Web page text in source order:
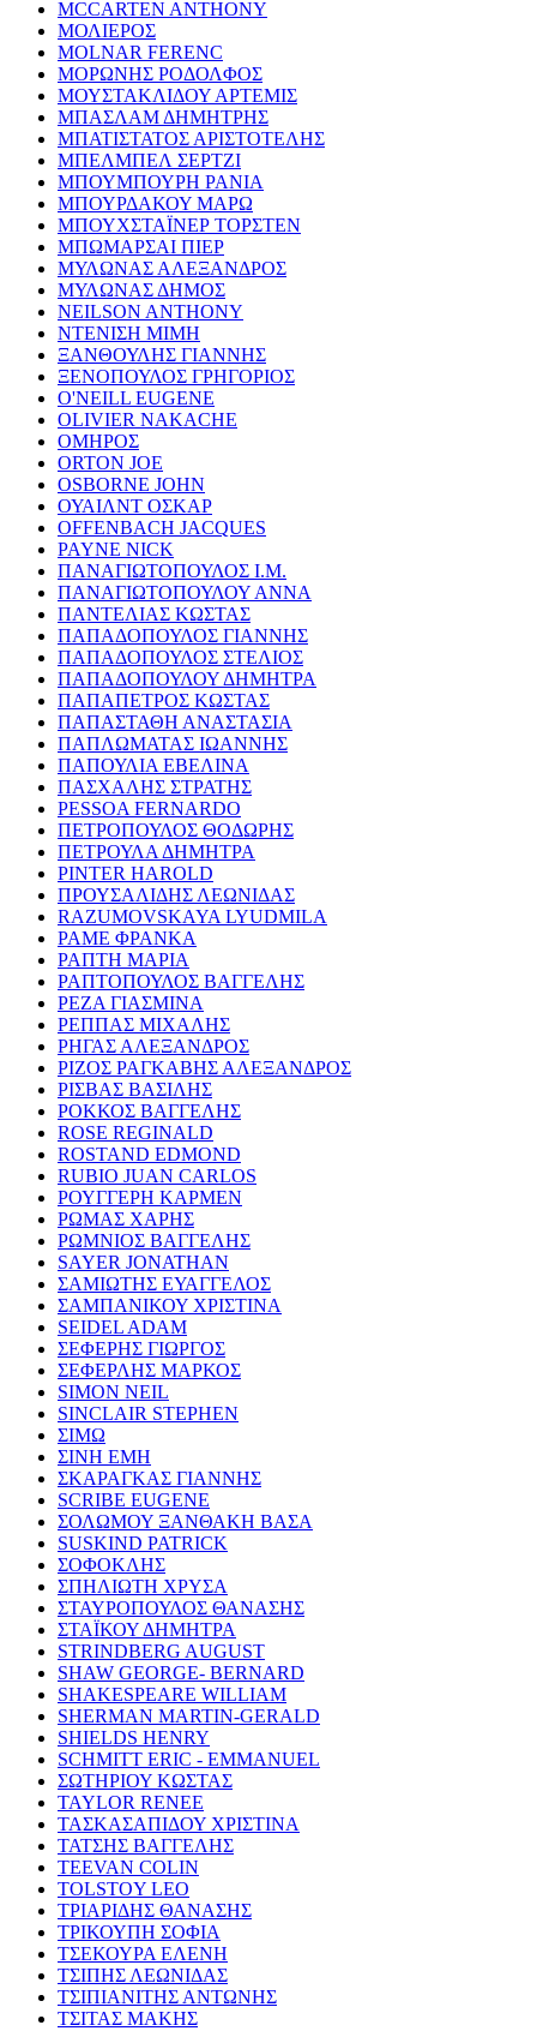
MCCARTEN ANTHONY
ΜΟΛΙΕΡΟΣ
MOLNAR FERENC
ΜΟΡΩΝΗΣ ΡΟΔΟΛΦΟΣ
ΜΟΥΣΤΑΚΛΙΔΟΥ ΑΡΤΕΜΙΣ
ΜΠΑΣΛΑΜ ΔΗΜΗΤΡΗΣ
ΜΠΑΤΙΣΤΑΤΟΣ ΑΡΙΣΤΟΤΕΛΗΣ
ΜΠΕΛΜΠΕΛ ΣΕΡΤΖΙ
ΜΠΟΥΜΠΟΥΡΗ ΡΑΝΙΑ
ΜΠΟΥΡΔΑΚΟΥ ΜΑΡΩ
ΜΠΟΥΧΣΤΑΪΝΕΡ ΤΟΡΣΤΕΝ
ΜΠΩΜΑΡΣΑΙ ΠΙΕΡ
ΜΥΛΩΝΑΣ ΑΛΕΞΑΝΔΡΟΣ
ΜΥΛΩΝΑΣ ΔΗΜΟΣ
NEILSON ANTHONY
ΝΤΕΝΙΣΗ ΜΙΜΗ
ΞΑΝΘΟΥΛΗΣ ΓΙΑΝΝΗΣ
ΞΕΝΟΠΟΥΛΟΣ ΓΡΗΓΟΡΙΟΣ
O'NEILL EUGENE
OLIVIER NAKACHE
ΟΜΗΡΟΣ
ORTON JOE
OSBORNE JOHN
ΟΥΑΙΛΝΤ ΟΣΚΑΡ
OFFENBACH JACQUES
PAYNE NICK
ΠΑΝΑΓΙΩΤΟΠΟΥΛΟΣ Ι.Μ.
ΠΑΝΑΓΙΩΤΟΠΟΥΛΟΥ ΑΝΝΑ
ΠΑΝΤΕΛΙΑΣ ΚΩΣΤΑΣ
ΠΑΠΑΔΟΠΟΥΛΟΣ ΓΙΑΝΝΗΣ
ΠΑΠΑΔΟΠΟΥΛΟΣ ΣΤΕΛΙΟΣ
ΠΑΠΑΔΟΠΟΥΛΟΥ ΔΗΜΗΤΡΑ
ΠΑΠΑΠΕΤΡΟΣ ΚΩΣΤΑΣ
ΠΑΠΑΣΤΑΘΗ ΑΝΑΣΤΑΣΙΑ
ΠΑΠΛΩΜΑΤΑΣ ΙΩΑΝΝΗΣ
ΠΑΠΟΥΛΙΑ ΕΒΕΛΙΝΑ
ΠΑΣΧΑΛΗΣ ΣΤΡΑΤΗΣ
PESSOA FERNARDO
ΠΕΤΡΟΠΟΥΛΟΣ ΘΟΔΩΡΗΣ
ΠΕΤΡΟΥΛΑ ΔΗΜΗΤΡΑ
PINTER HAROLD
ΠΡΟΥΣΑΛΙΔΗΣ ΛΕΩΝΙΔΑΣ
RAZUMOVSKAYA LYUDMILA
ΡΑΜΕ ΦΡΑΝΚΑ
ΡΑΠΤΗ ΜΑΡΙΑ
ΡΑΠΤΟΠΟΥΛΟΣ ΒΑΓΓΕΛΗΣ
ΡΕΖΑ ΓΙΑΣΜΙΝΑ
ΡΕΠΠΑΣ ΜΙΧΑΛΗΣ
ΡΗΓΑΣ ΑΛΕΞΑΝΔΡΟΣ
ΡΙΖΟΣ ΡΑΓΚΑΒΗΣ ΑΛΕΞΑΝΔΡΟΣ
ΡΙΣΒΑΣ ΒΑΣΙΛΗΣ
ΡΟΚΚΟΣ ΒΑΓΓΕΛΗΣ
ROSE REGINALD
ROSTAND EDMOND
RUBIO JUAN CARLOS
ΡΟΥΓΓΕΡΗ ΚΑΡΜΕΝ
ΡΩΜΑΣ ΧΑΡΗΣ
ΡΩΜΝΙΟΣ ΒΑΓΓΕΛΗΣ
SAYER JONATHAN
ΣΑΜΙΩΤΗΣ ΕΥΑΓΓΕΛΟΣ
ΣΑΜΠΑΝΙΚΟΥ ΧΡΙΣΤΙΝΑ
SEIDEL ADAM
ΣΕΦΕΡΗΣ ΓΙΩΡΓΟΣ
ΣΕΦΕΡΛΗΣ ΜΑΡΚΟΣ
SIMON NEIL
SINCLAIR STEPHEN
ΣΙΜΩ
ΣΙΝΗ ΕΜΗ
ΣΚΑΡΑΓΚΑΣ ΓΙΑΝΝΗΣ
SCRIBE EUGENE
ΣΟΛΩΜΟΥ ΞΑΝΘΑΚΗ ΒΑΣΑ
SUSKIND PATRICK
ΣΟΦΟΚΛΗΣ
ΣΠΗΛΙΩΤΗ ΧΡΥΣΑ
ΣΤΑΥΡΟΠΟΥΛΟΣ ΘΑΝΑΣΗΣ
ΣΤΑΪΚΟΥ ΔΗΜΗΤΡΑ
STRINDBERG AUGUST
SHAW GEORGE- BERNARD
SHAKESPEARE WILLIAM
SHERMAN MARTIN-GERALD
SHIELDS HENRY
SCHMITT ERIC - EMMANUEL
ΣΩΤΗΡΙΟΥ ΚΩΣΤΑΣ
TAYLOR RENEE
ΤΑΣΚΑΣΑΠΙΔΟΥ ΧΡΙΣΤΙΝΑ
ΤΑΤΣΗΣ ΒΑΓΓΕΛΗΣ
TEEVAN COLIN
TOLSTOY LEO
ΤΡΙΑΡΙΔΗΣ ΘΑΝΑΣΗΣ
ΤΡΙΚΟΥΠΗ ΣΟΦΙΑ
ΤΣΕΚΟΥΡΑ ΕΛΕΝΗ
ΤΣΙΠΗΣ ΛΕΩΝΙΔΑΣ
ΤΣΙΠΙΑΝΙΤΗΣ ΑΝΤΩΝΗΣ
ΤΣΙΤΑΣ ΜΑΚΗΣ